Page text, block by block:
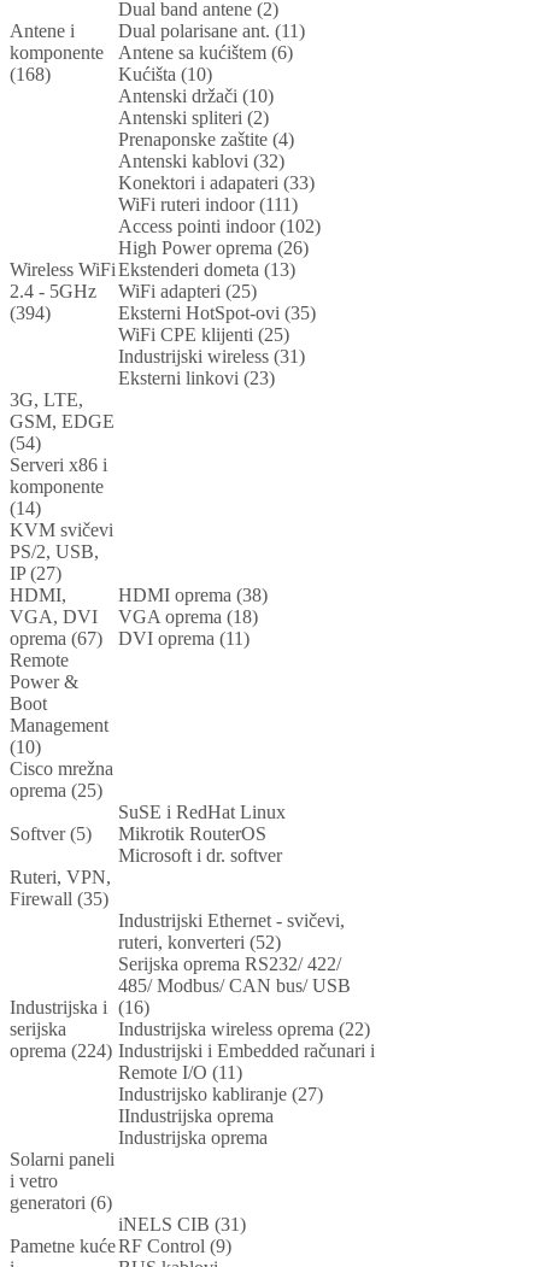
Antene i
komponente
(168)
Dual band antene (2)
Dual polarisane ant. (11)
Antene sa kućištem (6)
Kućišta (10)
Antenski držači (10)
Antenski spliteri (2)
Prenaponske zaštite (4)
Antenski kablovi (32)
Konektori i adapateri (33)
Wireless WiFi
2.4 - 5GHz
(394)
WiFi ruteri indoor (111)
Access pointi indoor (102)
High Power oprema (26)
Ekstenderi dometa (13)
WiFi adapteri (25)
Eksterni HotSpot-ovi (35)
WiFi CPE klijenti (25)
Industrijski wireless (31)
Eksterni linkovi (23)
3G, LTE,
GSM, EDGE
(54)
Serveri x86 i
komponente
(14)
KVM svičevi
PS/2, USB,
IP (27)
HDMI,
VGA, DVI
oprema (67)
HDMI oprema (38)
VGA oprema (18)
DVI oprema (11)
Remote
Power &
Boot
Management
(10)
Cisco mrežna
oprema (25)
Softver (5)
SuSE i RedHat Linux
Mikrotik RouterOS
Microsoft i dr. softver
Ruteri, VPN,
Firewall (35)
Industrijska i
serijska
oprema (224)
Industrijski Ethernet - svičevi,
ruteri, konverteri (52)
Serijska oprema RS232/ 422/
485/ Modbus/ CAN bus/ USB
(16)
Industrijska wireless oprema (22)
Industrijski i Embedded računari i
Remote I/O (11)
Industrijsko kabliranje (27)
IIndustrijska oprema
Industrijska oprema
Solarni paneli
i vetro
generatori (6)
Pametne kuće
iNELS CIB (31)
RF Control (9)